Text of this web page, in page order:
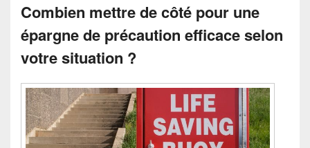
Combien mettre de côté pour une
épargne de précaution efficace selon
votre situation ?